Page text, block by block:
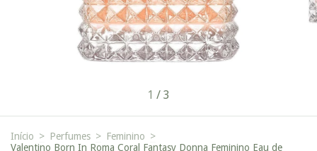
1 / 3
Início > Perfumes > Feminino >
Valentino Born In Roma Coral Fantasy Donna Feminino Eau de